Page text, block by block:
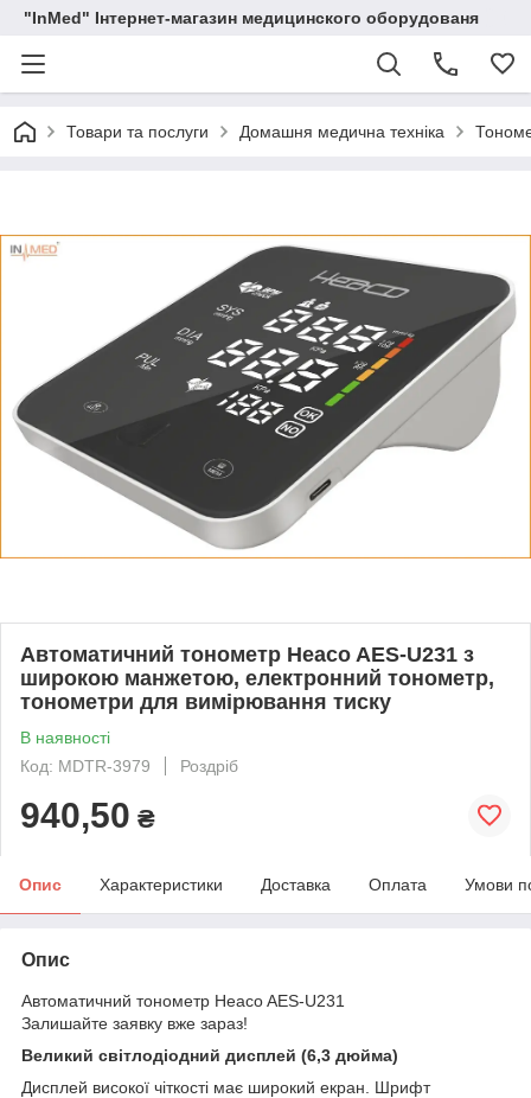
"InMed" Інтернет-магазин медицинского оборудованя
Товари та послуги Домашня медична техніка
Автоматичний тонометр Heaco AES-U231 з
широкою манжетою, електронний тонометр,
тонометри для вимірювання тиску
В наявності
Код: MDTR-3979
Роздріб
940,50 ₴
Опис Характеристики Доставка Оплата Умови
Опис
Автоматичний тонометр Heaco AES-U231
Залишайте заявку вже зараз!
Великий світлодіодний дисплей (6,3 дюйма)
Дисплей високої чіткості має широкий екран. Шрифт